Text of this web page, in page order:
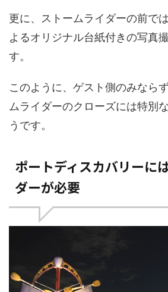
更に、ストームライダーの前で
よるオリジナル台紙付きの写真
す。
このように、ゲスト側のみなら
ムライダーのクローズには特別
うです。
ポートディスカバリーに
ダーが必要